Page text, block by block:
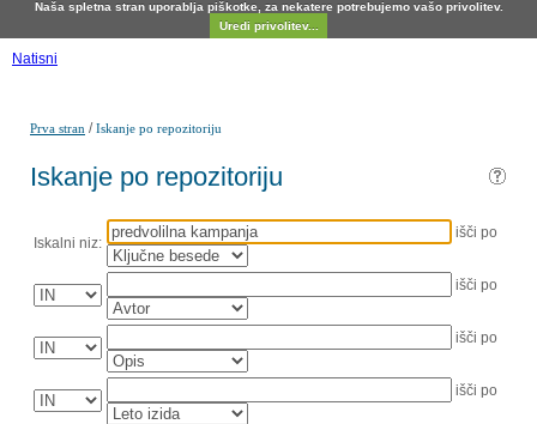
Naša spletna stran uporablja piškotke, za nekatere potrebujemo vašo privolitev.
Uredi privolitev...
Natisni
Prva stran /Iskanje po repozitoriju
Iskanje po repozitoriju
Iskalni niz:
išči po
išči po
išči po
išči po